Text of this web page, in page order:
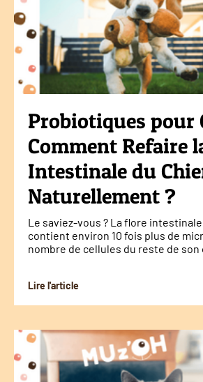
Probiotiques pour
Comment Refaire
Intestinale du
Naturellement ?
Le saviez-vous ? La flore intestinale
contient environ 10 fois plus de
nombre de cellules du reste de son
Lire l'article